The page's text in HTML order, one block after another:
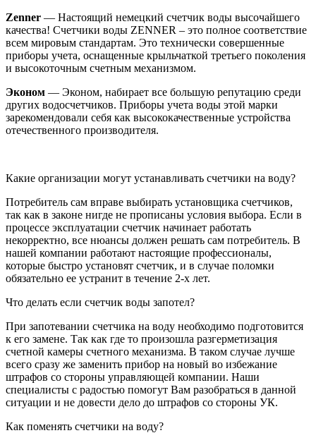
Zenner — Настоящий немецкий счетчик воды высочайшего
качества! Счетчики воды ZENNER – это полное соответствие
всем мировым стандартам. Это технически совершенные
приборы учета, оснащенные крыльчаткой третьего поколения
и высокоточным счетным механизмом.
Эконом — Эконом, набирает все большую репутацию среди
других водосчетчиков. Приборы учета воды этой марки
зарекомендовали себя как высококачественные устройства
отечественного производителя.
Какие организации могут устанавливать счетчики на воду?
Потребитель сам вправе выбирать установщика счетчиков,
так как в законе нигде не прописаны условия выбора. Если в
процессе эксплуатации счетчик начинает работать
некорректно, все нюансы должен решать сам потребитель. В
нашей компании работают настоящие профессионалы,
которые быстро установят счетчик, и в случае поломки
обязательно ее устранит в течение 2-х лет.
Что делать если счетчик воды запотел?
При запотевании счетчика на воду необходимо подготовится
к его замене. Так как где то произошла разгерметизация
счетной камеры счетного механизма. В таком случае лучше
всего сразу же заменить прибор на новый во избежание
штрафов со стороны управляющей компании. Наши
специалисты с радостью помогут Вам разобраться в данной
ситуации и не довести дело до штрафов со стороны УК.
Как поменять счетчики на воду?